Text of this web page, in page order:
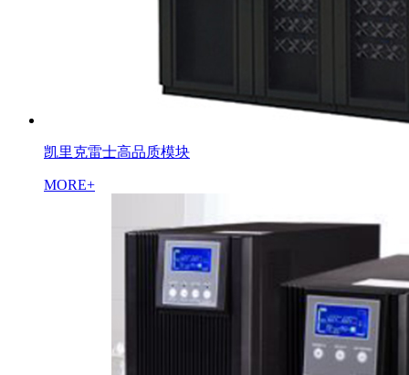
凯里克雷士高品质模块
MORE+